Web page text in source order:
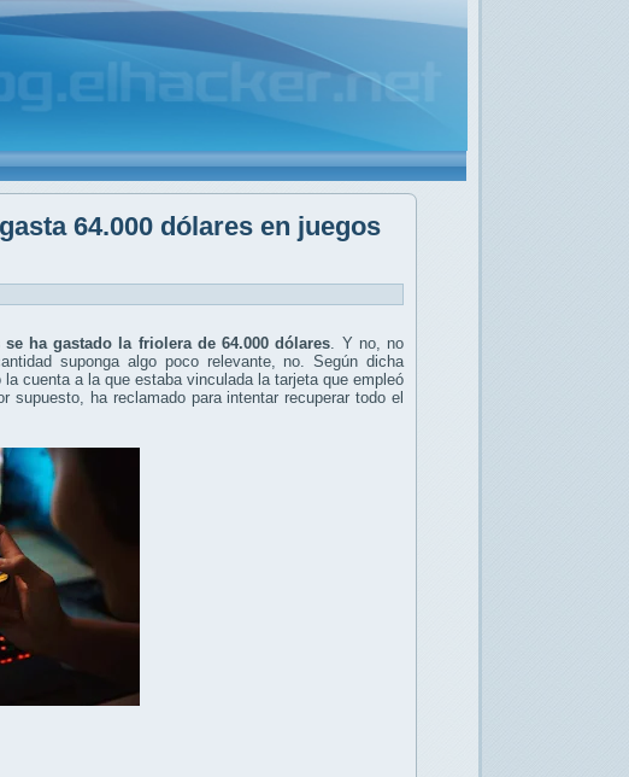
64.000 dólares en juegos
ha gastado la friolera de 64.000 dólares . Y no, no
suponga algo poco relevante, no. Según dicha
cuenta a la que estaba vinculada la tarjeta que empleó
ha reclamado para intentar recuperar todo el